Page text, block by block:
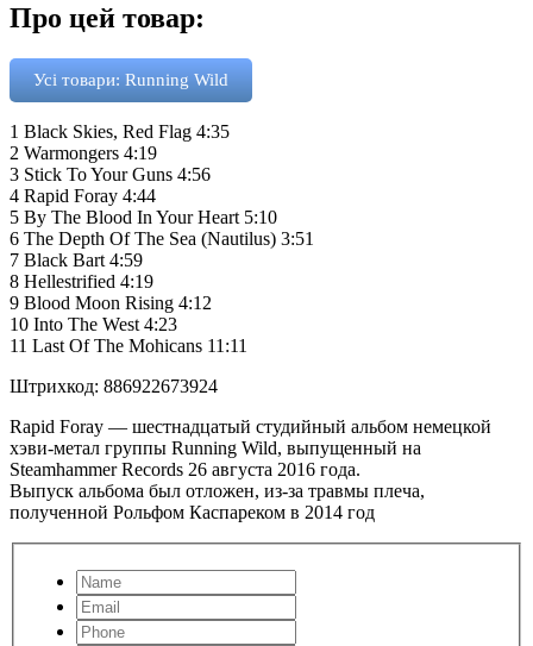
Про цей товар:
Усі товари: Running Wild
1 Black Skies, Red Flag 4:35
2 Warmongers 4:19
3 Stick To Your Guns 4:56
4 Rapid Foray 4:44
5 By The Blood In Your Heart 5:10
6 The Depth Of The Sea (Nautilus) 3:51
7 Black Bart 4:59
8 Hellestrified 4:19
9 Blood Moon Rising 4:12
10 Into The West 4:23
11 Last Of The Mohicans 11:11
Штрихкод: 886922673924
Rapid Foray — шестнадцатый студийный альбом немецкой
хэви-метал группы Running Wild, выпущенный на
Steamhammer Records 26 августа 2016 года.
Выпуск альбома был отложен, из-за травмы плеча,
полученной Рольфом Каспареком в 2014 год